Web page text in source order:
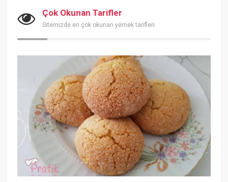
Çok Okunan Tarifler
Sitemizde en çok okunan yemek tarifleri